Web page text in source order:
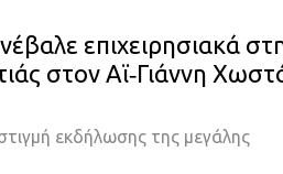
επιχειρησιακά
στον Αϊ‑Γιάννη
εκδήλωσης της μεγάλης